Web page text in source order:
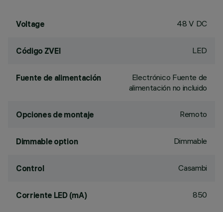
Voltage 48 V DC
Código ZVEI LED
Fuente de alimentación
Electrónico Fuente de
alimentación no incluido
Opciones de montaje Remoto
Dimmable option Dimmable
Control Casambi
Corriente LED (mA) 850